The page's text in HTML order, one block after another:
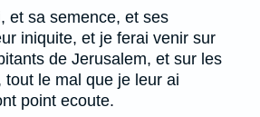
et sa semence, et ses
iniquite, et je ferai venir sur
de Jerusalem, et sur les
tout le mal que je leur ai
point ecoute.